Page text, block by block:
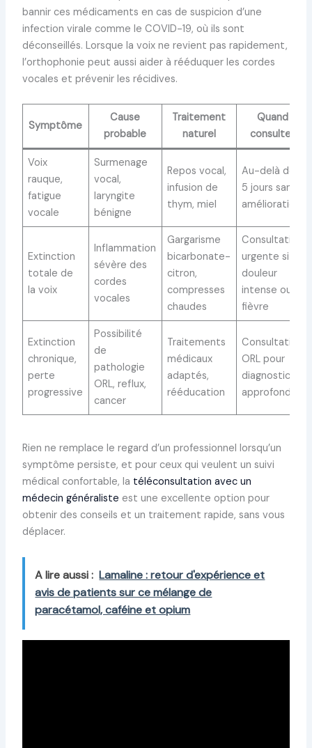
bannir ces médicaments en cas de suspicion d’une
infection virale comme le COVID-19, où ils sont
déconseillés. Lorsque la voix ne revient pas rapidement,
l’orthophonie peut aussi aider à rééduquer les cordes
vocales et prévenir les récidives.
Symptôme
Cause
probable
Traitement
naturel
Quand
consulter
Voix
rauque,
fatigue
vocale
Surmenage
vocal,
laryngite
bénigne
Repos vocal,
infusion de
thym, miel
Au-delà de
5 jours sans
amélioration
Extinction
totale de
la voix
Inflammation
sévère des
cordes
vocales
Gargarisme
bicarbonate-
citron,
compresses
chaudes
Consultation
urgente si
douleur
intense ou
fièvre
Extinction
chronique,
perte
progressive
Possibilité
de
pathologie
ORL, reflux,
cancer
Traitements
médicaux
adaptés,
rééducation
Consultation
ORL pour
diagnostic
approfondi
Rien ne remplace le regard d’un professionnel lorsqu’un
symptôme persiste, et pour ceux qui veulent un suivi
médical confortable, la téléconsultation avec un
médecin généraliste est une excellente option pour
obtenir des conseils et un traitement rapide, sans vous
déplacer.
A lire aussi : Lamaline : retour d'expérience et
avis de patients sur ce mélange de
paracétamol, caféine et opium